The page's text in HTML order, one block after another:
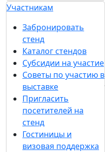
Участникам
Забронировать
стенд
Каталог стендов
Субсидии на участие
Советы по участию в
выставке
Пригласить
посетителей на
стенд
Гостиницы и
визовая поддержка